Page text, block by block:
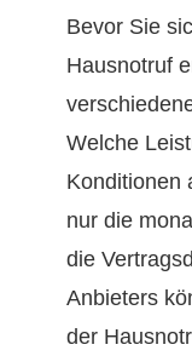
Bevor Sie
Hausnotruf
Welche
Konditionen
nur die
die
Anbieters
der